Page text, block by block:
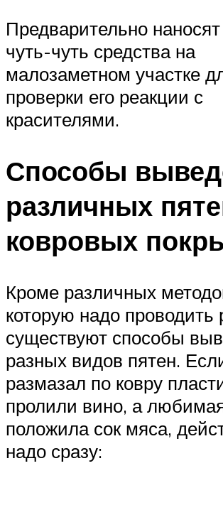
Предварительно
чуть-чуть средства на
малозаметном участке
проверки его реакции с
красителями.
Способы
различных
ковровых
Кроме различных
которую надо проводить
существуют способы
разных видов пятен.
размазал по ковру
пролили вино, а
положила сок мяса,
надо сразу: